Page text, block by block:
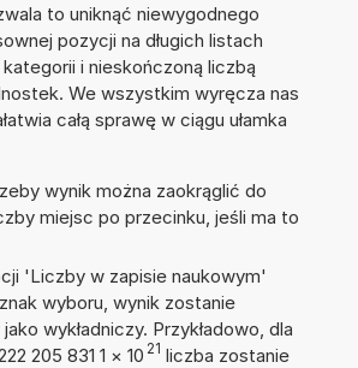
to uniknąć niewygodnego
pozycji na długich listach
i nieskończoną liczbą
We wszystkim wyręcza nas
całą sprawę w ciągu ułamka
wynik można zaokrąglić do
miejsc po przecinku, jeśli ma to
'Liczby w zapisie naukowym'
wyboru, wynik zostanie
wykładniczy. Przykładowo, dla
205 831 1 × 10 21 liczba zostanie